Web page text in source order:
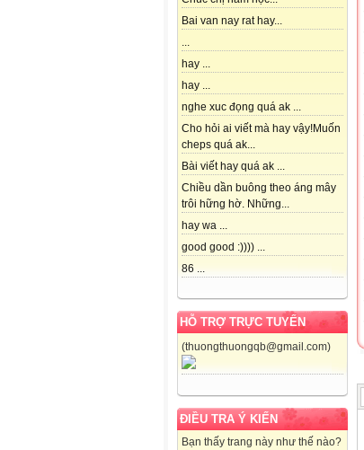
Bai van nay rat hay...
...
hay ...
hay ...
nghe xuc đọng quá ak ...
Cho hỏi ai viết mà hay vậy!Muốn
cheps quá ak...
Bài viết hay quá ak ...
Chiều dần buông theo áng mây
trôi hững hờ. Những...
hay wa ...
good good :)))) ...
86 ...
HỖ TRỢ TRỰC TUYẾN
(thuongthuongqb@gmail.com)
ĐIỀU TRA Ý KIẾN
Bạn thấy trang này như thế nào?